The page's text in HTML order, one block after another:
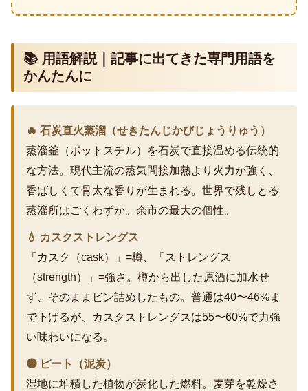
📚 用語解説｜記事に出てきた専門用語を
かんたんに
🔥 石炭直火蒸溜（せきたんじかびじょうりゅう）
蒸溜釜（ポットスチル）を石炭で直接温める伝統的
な方法。現代主流の蒸気間接加熱より火力が強く、
香ばしくて骨太な香りが生まれる。世界で残しとる
蒸溜所はごくわずか。余市の最大の個性。
💧 カスクストレングス
「カスク（cask）」=樽、「ストレングス
（strength）」=強さ。樽から出した原酒に加水せ
ず、そのままビン詰めしたもの。普通は40〜46%ま
で下げるが、カスクストレングスは55〜60%で力強
い味わいになる。
🟤 ピート（泥炭）
湿地に堆積した植物が炭化した燃料。麦芽を乾燥さ